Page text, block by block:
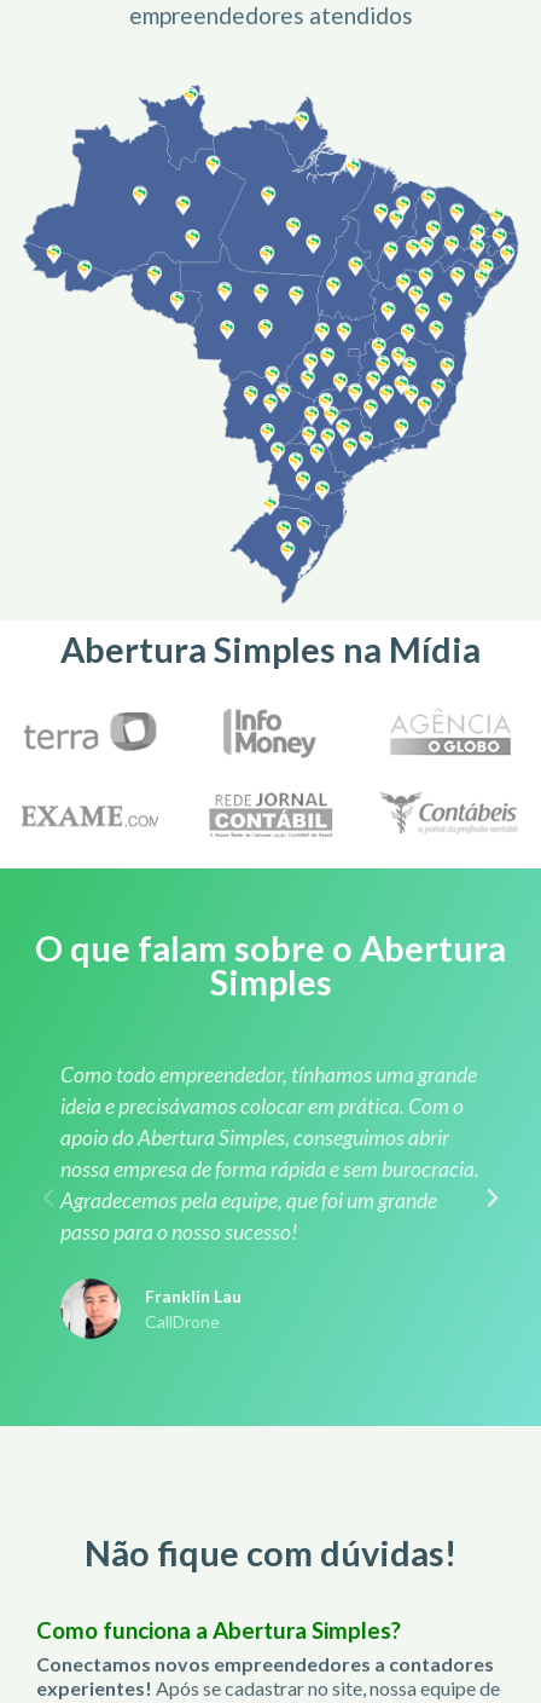
empreendedores atendidos
Abertura Simples na Mídia
O que falam sobre o Abertura
Simples
Como todo empreendedor, tínhamos uma grande
ideia e precisávamos colocar em prática. Com o
apoio do Abertura Simples, conseguimos abrir
nossa empresa de forma rápida e sem burocracia.
Agradecemos pela equipe, que foi um grande
passo para o nosso sucesso!
Franklin Lau
CallDrone
Não fique com dúvidas!
Como funciona a Abertura Simples?
Conectamos novos empreendedores a contadores
experientes! Após se cadastrar no site, nossa equipe de